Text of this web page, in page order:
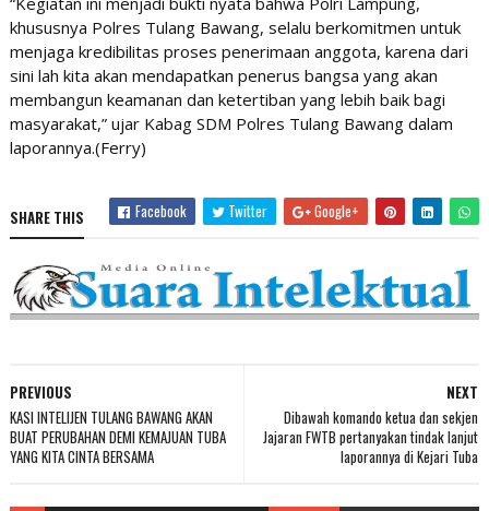
khususnya Polres Tulang Bawang, selalu berkomitmen untuk
menjaga kredibilitas proses penerimaan anggota, karena dari
sini lah kita akan mendapatkan penerus bangsa yang akan
membangun keamanan dan ketertiban yang lebih baik bagi
masyarakat,” ujar Kabag SDM Polres Tulang Bawang dalam
laporannya.(Ferry)
SHARE THIS Facebook Twitter Google+
NEXT
Dibawah komando ketua dan sekjen
Jajaran FWTB pertanyakan tindak lanjut
laporannya di Kejari Tuba
PREVIOUS
KASI INTELIJEN TULANG BAWANG AKAN
BUAT PERUBAHAN DEMI KEMAJUAN TUBA
YANG KITA CINTA BERSAMA